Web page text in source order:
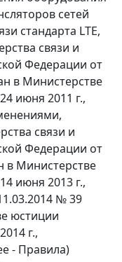
сетей
стандарта LTE,
связи и
Федерации от
в Министерстве
июня 2011 г.,
связи и
Федерации от
в Министерстве
июня 2013 г.,
№ 39
юстиции
г.,
- Правила)